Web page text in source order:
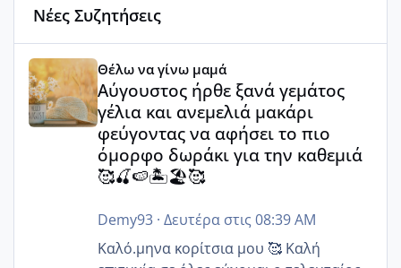
Νέες Συζητήσεις
Αύγουστος ήρθε ξανά γεμάτος γέλια και ανεμελιά
Θέλω να γίνω μαμά
Αύγουστος ήρθε ξανά γεμάτος
γέλια και ανεμελιά μακάρι
φεύγοντας να αφήσει το πιο
όμορφο δωράκι για την καθεμιά
🥰🍒🍉🏝️🏖️🥰
Demy93· Δευτέρα στις 08:39 AM
Καλό.μηνα κορίτσια μου 🥰 Καλή